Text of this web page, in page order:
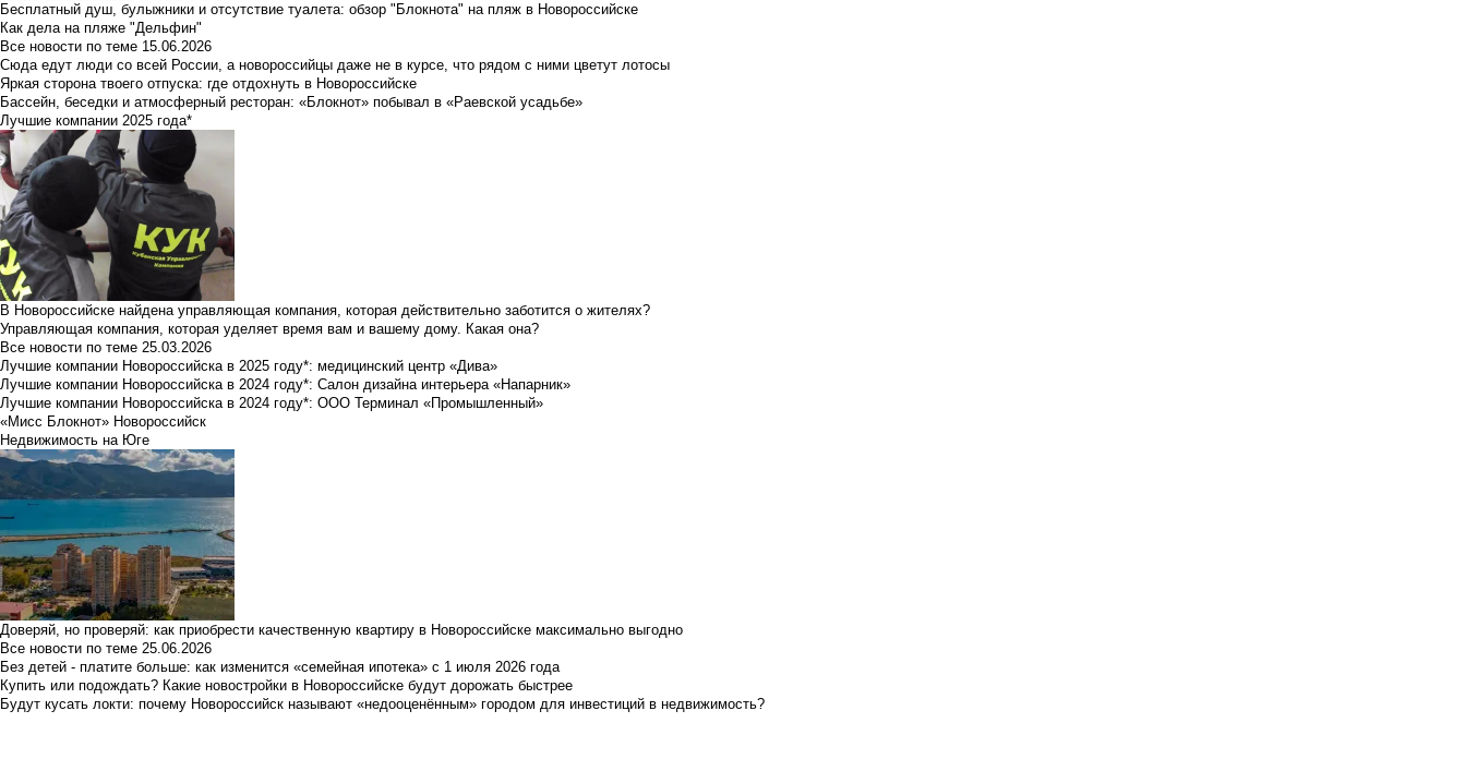
Бесплатный душ, булыжники и отсутствие туалета: обзор "Блокнота" на пляж в Новороссийске
Как дела на пляже "Дельфин"
Все новости по теме 15.06.2026
Сюда едут люди со всей России, а новороссийцы даже не в курсе, что рядом с ними цветут лотосы
Яркая сторона твоего отпуска: где отдохнуть в Новороссийске
Бассейн, беседки и атмосферный ресторан: «Блокнот» побывал в «Раевской усадьбе»
Лучшие компании 2025 года*
В Новороссийске найдена управляющая компания, которая действительно заботится о жителях?
Управляющая компания, которая уделяет время вам и вашему дому. Какая она?
Все новости по теме 25.03.2026
Лучшие компании Новороссийска в 2025 году*: медицинский центр «Дива»
Лучшие компании Новороссийска в 2024 году*: Салон дизайна интерьера «Напарник»
Лучшие компании Новороссийска в 2024 году*: ООО Терминал «Промышленный»
«Мисс Блокнот» Новороссийск
Недвижимость на Юге
Доверяй, но проверяй: как приобрести качественную квартиру в Новороссийске максимально выгодно
Все новости по теме 25.06.2026
Без детей - платите больше: как изменится «семейная ипотека» с 1 июля 2026 года
Купить или подождать? Какие новостройки в Новороссийске будут дорожать быстрее
Будут кусать локти: почему Новороссийск называют «недооценённым» городом для инвестиций в недвижимость?